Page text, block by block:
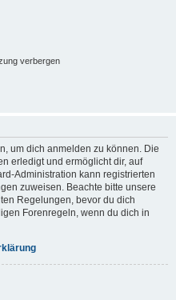
verbergen
um dich anmelden zu können. Die
erledigt und ermöglicht dir, auf
Administration kann registrierten
zuweisen. Beachte bitte unsere
Regelungen, bevor du dich
Forenregeln, wenn du dich in